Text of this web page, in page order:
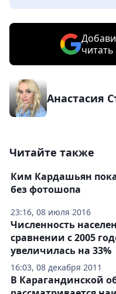
Анастасия
Читайте также
23:16, 08 июля 2016
Ким Кардашьян
без фотошопа
16:03, 08 декабря 2011
Численность
сравнении с 2005
увеличилась на 33%
В Карагандинской